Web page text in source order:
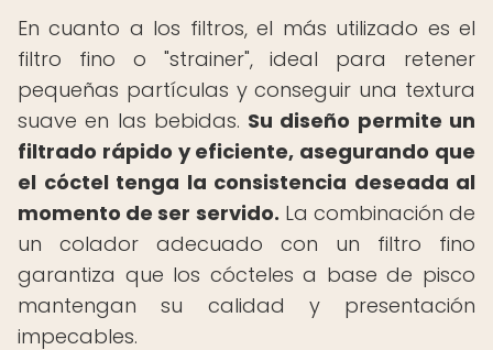
En cuanto a los filtros, el más utilizado es el
filtro fino o "strainer", ideal para retener
pequeñas partículas y conseguir una textura
suave en las bebidas. Su diseño permite un
filtrado rápido y eficiente, asegurando que
el cóctel tenga la consistencia deseada al
momento de ser servido. La combinación de
un colador adecuado con un filtro fino
garantiza que los cócteles a base de pisco
mantengan su calidad y presentación
impecables.